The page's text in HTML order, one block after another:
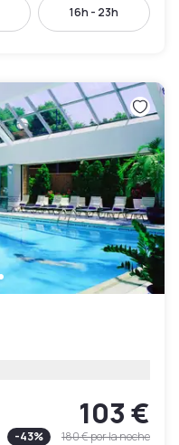
16h - 23h
103 €
-43% 180 €por la noche